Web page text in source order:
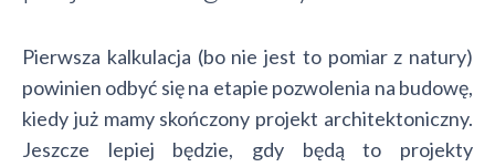
Pierwsza kalkulacja (bo nie jest to pomiar z natury)
powinien odbyć się na etapie pozwolenia na budowę,
kiedy już mamy skończony projekt architektoniczny.
Jeszcze lepiej będzie, gdy będą to projekty